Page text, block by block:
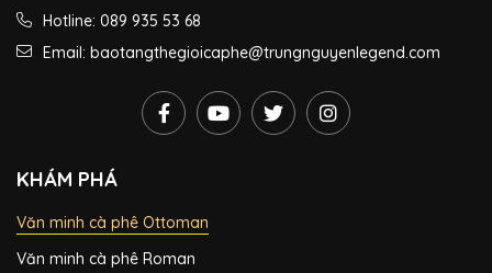
Hotline: 089 935 53 68
Email: baotangthegioicaphe@trungnguyenlegend.com
KHÁM PHÁ
Văn minh cà phê Ottoman
Văn minh cà phê Roman